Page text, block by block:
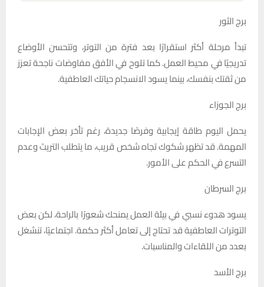
برج الثور
تبدأ مرحلة أكثر استقرارًا بعد فترة من التوتر، وتتحسن الأوضاع
تدريجيًا في محيط العمل. كما تلوح في الأفق مفاوضات ناجحة تعزز
من ثقتك بنفسك، بينما يسود الانسجام حياتك العاطفية.
برج الجوزاء
يحمل اليوم طاقة إيجابية وفرصًا جديدة، رغم تأخر بعض الإجابات
المهمة. قد تظهر شكوك تجاه شخص قريب، ما يتطلب التريث وعدم
التسرع في الحكم على الأمور.
برج السرطان
يسود هدوء نسبي في بيئة العمل يمنحك شعورًا بالراحة، لكن بعض
التوترات العاطفية قد تحتاج إلى تعامل أكثر حكمة. اجتماعيًا، تنشغل
بعدد من اللقاءات والمناسبات.
برج الأسد